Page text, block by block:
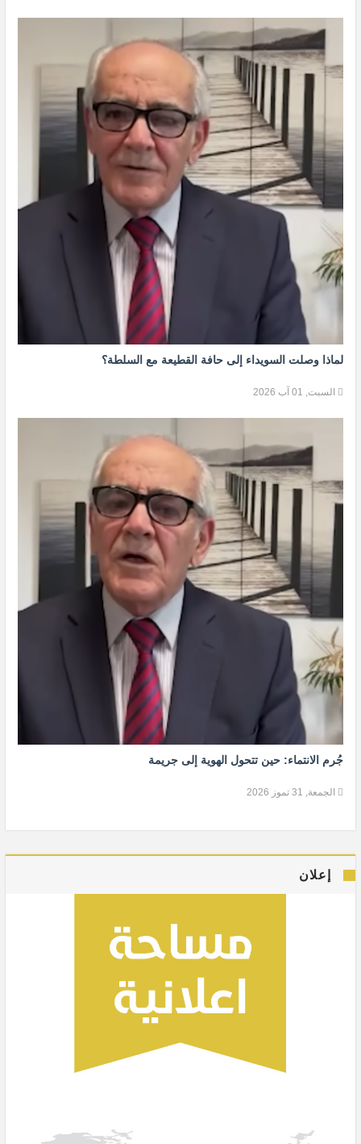
لماذا وصلت السويداء إلى حافة القطيعة مع السلطة؟
السبت, 01 آب 2026
جُرم الانتماء: حين تتحول الهوية إلى جريمة
الجمعة, 31 تموز 2026
إعلان